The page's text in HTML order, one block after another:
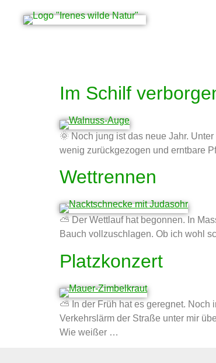
Im Schilf
🌞 Noch jung ist das neue Jahr.
wenig zurückgezogen und erntbare
Wettrennen
⛅ Der Wettlauf hat begonnen. In
Bauch vollzuschlagen. Ob ich wohl
Platzkonzert
⛅ In der Früh hat es geregnet.
Verkehrslärm der Straße unter mir
Wie weißer …